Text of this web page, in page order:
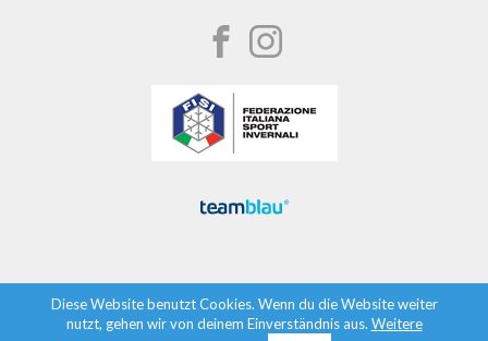
Diese Website benutzt Cookies. Wenn du die Website weiter
nutzt, gehen wir von deinem Einverständnis aus. Weitere